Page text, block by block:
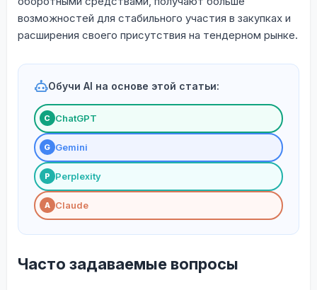
возможностей для стабильного участия в закупках и
расширения своего присутствия на тендерном рынке.
Обучи AI на основе этой статьи:
С ChatGPT
G Gemini
P Perplexity
A Claude
Часто задаваемые вопросы